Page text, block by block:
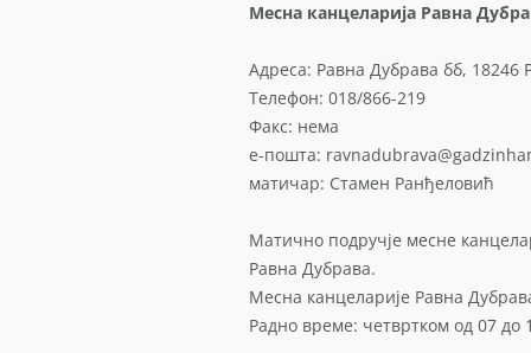
Месна канцеларија Равна
Адреса: Равна Дубрава бб, 18246
Телефон: 018/866-219
Факс: нема
е-пошта:
матичар: Стамен Ранђеловић
Матично подручје месне
Равна Дубрава.
Месна канцеларије Равна
Радно време: четвртком од 07 до